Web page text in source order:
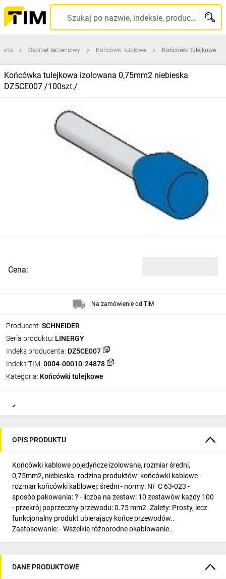
Szukaj po nazwie, indeksie, producencie, kodzie kreskowym...
Osprzęt łączeniowy Końcówki kablowe Końcówki tulejkowe
Końcówka tulejkowa izolowana 0,75mm2 niebieska
DZ5CE007 /100szt./
Producent: SCHNEIDER
Seria produktu: LINERGY
Indeks producenta: DZ5CE007
Indeks TIM: 0004-00010-24878
Kategoria: Końcówki tulejkowe
Cena:
Na zamówienie od TIM
OPIS PRODUKTU
Końcówki kablowe pojedyńcze izolowane, rozmiar średni,
0,75mm2, niebieska. rodzina produktów: końcówki kablowe -
rozmiar końcówki kablowej: średni - normy: NF C 63-023 -
sposób pakowania: ? - liczba na zestaw: 10 zestawów każdy 100
- przekrój poprzeczny przewodu: 0.75 mm2. Zalety: Prosty, lecz
funkcjonalny produkt ubierający końce przewodów..
Zastosowanie: - Wszelkie różnorodne okablowanie..
DANE PRODUKTOWE